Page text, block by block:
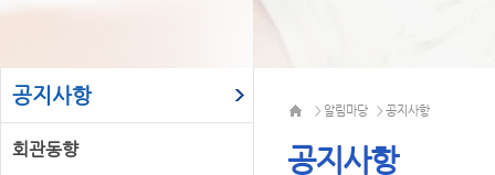
공지사항
회관동향
> 알림마당 > 공지사항
공지사항